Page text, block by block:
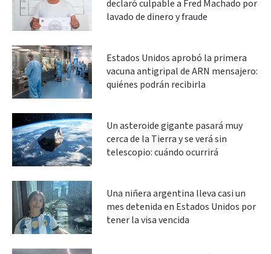
declaró culpable a Fred Machado por
lavado de dinero y fraude
Estados Unidos aprobó la primera
vacuna antigripal de ARN mensajero:
quiénes podrán recibirla
Un asteroide gigante pasará muy
cerca de la Tierra y se verá sin
telescopio: cuándo ocurrirá
Una niñera argentina lleva casi un
mes detenida en Estados Unidos por
tener la visa vencida